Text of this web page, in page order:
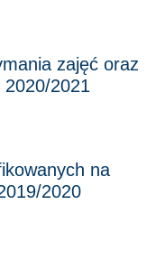
zajęć oraz
2021
na
2020